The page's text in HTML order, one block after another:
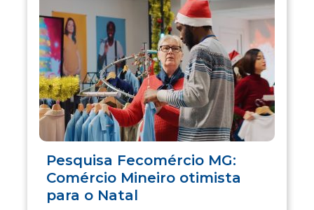
Pesquisa Fecomércio MG:
Comércio Mineiro otimista
para o Natal